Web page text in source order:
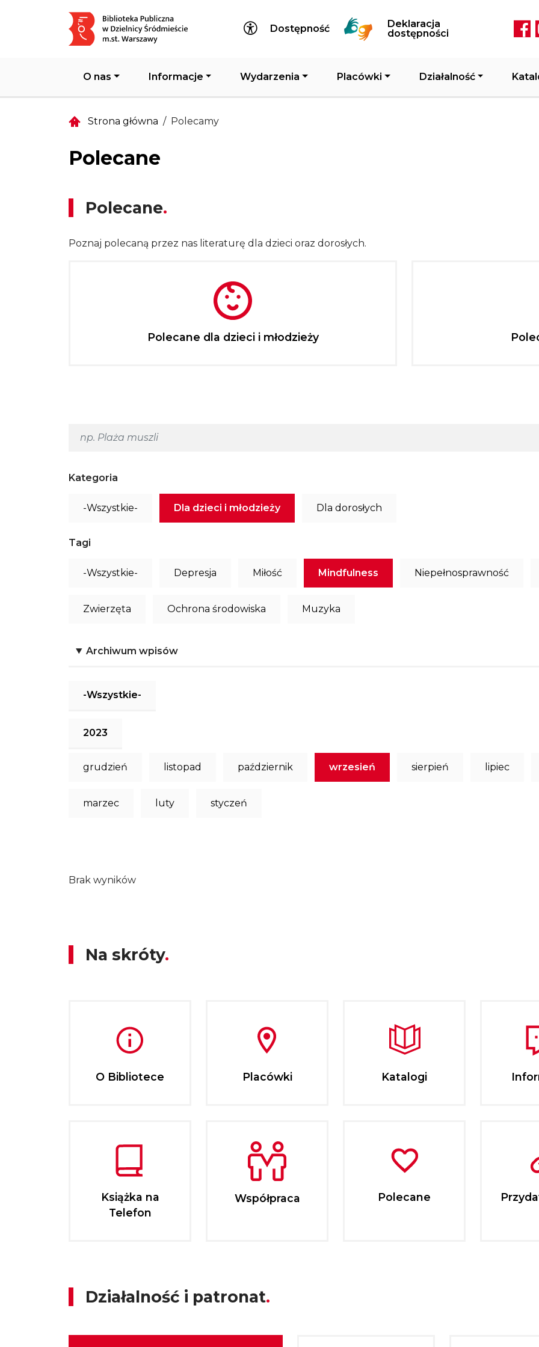
Dostępność
Deklaracja
dostępności
O nas Informacje Wydarzenia Placówki Działalność
Strona główna Polecamy
Polecane
Polecane
Poznaj polecaną przez nas literaturę dla dzieci oraz dorosłych.
Polecane dla dzieci i młodzieży
Kategoria
-Wszystkie- Dla dzieci i młodzieży Dla dorosłych
Tagi
-Wszystkie- Depresja Miłość Mindfulness Niepełnosprawność
Zwierzęta Ochrona środowiska Muzyka
Archiwum wpisów
-Wszystkie-
2023
grudzień listopad październik wrzesień sierpień lipiec
marzec luty styczeń
Brak wyników
Na skróty
O Bibliotece Placówki Katalogi
Książka na
Telefon
Współpraca Polecane
Działalność i patronat